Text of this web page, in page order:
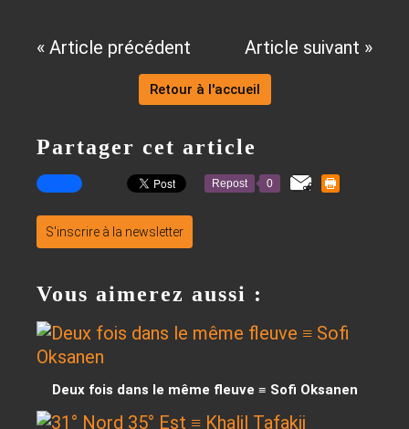
« Article précédent Article suivant »
Retour à l'accueil
Partager cet article
Repost 0
S'inscrire à la newsletter
Vous aimerez aussi :
Deux fois dans le même fleuve ≡ Sofi Oksanen